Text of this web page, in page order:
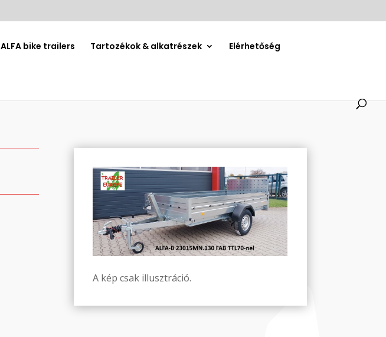
ALFA bike trailers Tartozékok & alkatrészek Elérhetőség
A kép csak illusztráció.